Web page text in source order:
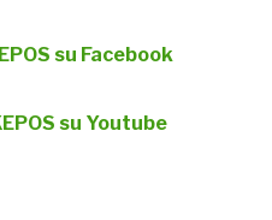
su Facebook
su Youtube